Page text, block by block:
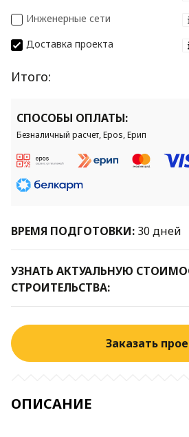
Инженерные сети
Доставка проекта
Итого:
СПОСОБЫ ОПЛАТЫ:
Безналичный расчет, Epos, Ерип
ВРЕМЯ ПОДГОТОВКИ: 30 дней
УЗНАТЬ АКТУАЛЬНУЮ
СТРОИТЕЛЬСТВА:
Заказать
ОПИСАНИЕ